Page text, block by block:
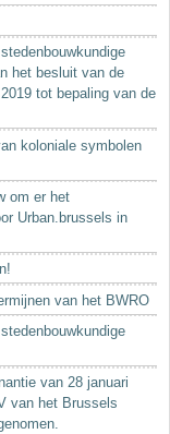
het besluit van de
tot bepaling van de
koloniale symbolen
om er het
Urban.brussels in
van het BWRO
van 28 januari
van het Brussels